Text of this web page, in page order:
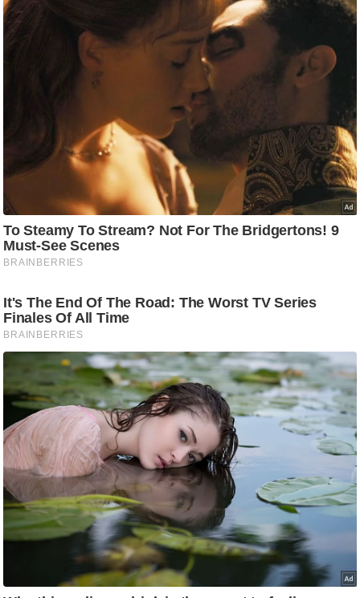
नो
बॉ
वु
ड
हॉ
वु
ड
फि
ल्म
स
मी
क्षा
B
r
e
a
k
n